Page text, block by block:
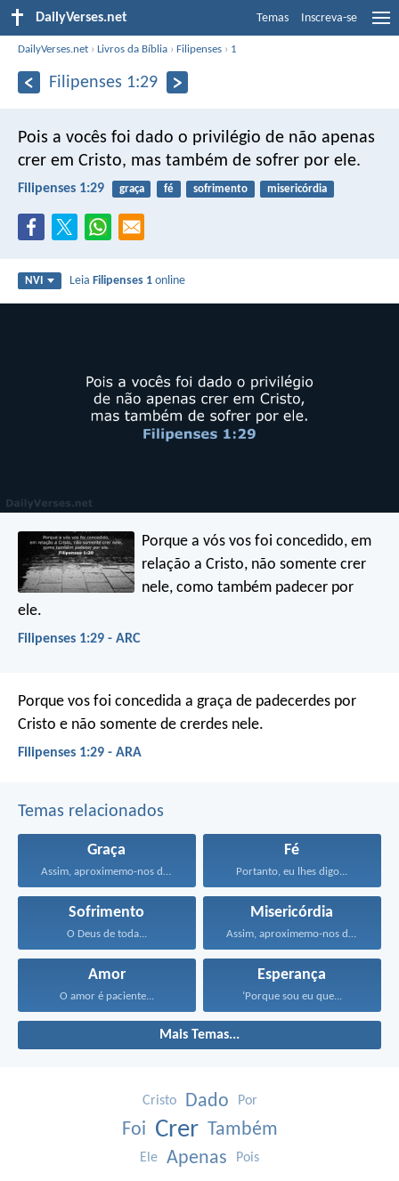
DailyVerses.net Temas Inscreva-se
DailyVerses.net ›Livros da Bíblia ›Filipenses › 1
Filipenses 1:29
Pois a vocês foi dado o privilégio de não apenas
crer em Cristo, mas também de sofrer por ele.
Filipenses 1:29 graça fé sofrimento misericórdia
NVI LeiaFilipenses 1 online
Porque a vós vos foi concedido, em
relação a Cristo, não somente crer
nele, como também padecer por
ele.
Filipenses 1:29 - ARC
Porque vos foi concedida a graça de padecerdes por
Cristo e não somente de crerdes nele.
Filipenses 1:29 - ARA
Temas relacionados
Graça
Assim, aproximemo-nos do trono...
Fé
Portanto, eu lhes digo...
Sofrimento
O Deus de toda...
Misericórdia
Assim, aproximemo-nos do trono...
Amor
O amor é paciente...
Esperança
‘Porque sou eu que...
Mais Temas...
Cristo Dado Por
Foi Crer Também
Ele Apenas Pois